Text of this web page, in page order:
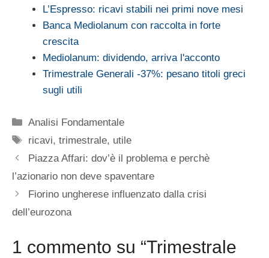
L’Espresso: ricavi stabili nei primi nove mesi
Banca Mediolanum con raccolta in forte
crescita
Mediolanum: dividendo, arriva l'acconto
Trimestrale Generali -37%: pesano titoli greci
sugli utili
Categorie
Analisi Fondamentale
Tag
ricavi,trimestrale, utile
Piazza Affari: dov’è il problema e perchè
l’azionario non deve spaventare
Fiorino ungherese influenzato dalla crisi
dell’eurozona
1 commento su “Trimestrale